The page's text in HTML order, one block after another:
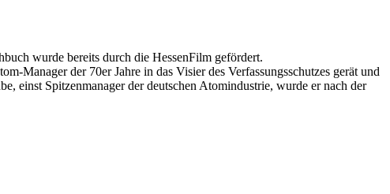
wurde bereits durch die HessenFilm gefördert.
der 70er Jahre in das Visier des Verfassungsschutzes gerät und
einst Spitzenmanager der deutschen Atomindustrie, wurde er nach der